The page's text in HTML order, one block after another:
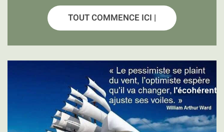
TOUT COMMENCE ICI |